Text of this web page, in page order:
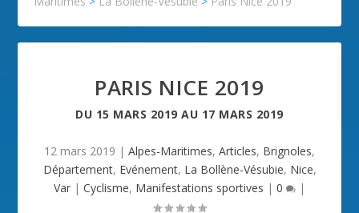
PARIS NICE 2019
DU 15 MARS 2019 AU 17 MARS 2019
12 mars 2019 | Alpes-Maritimes, Articles, Brignoles,
Département, Evénement, La Bollène-Vésubie, Nice,
Var | Cyclisme, Manifestations sportives | 0 |